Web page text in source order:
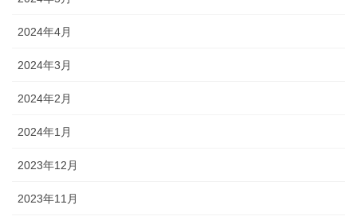
2024年4月
2024年3月
2024年2月
2024年1月
2023年12月
2023年11月